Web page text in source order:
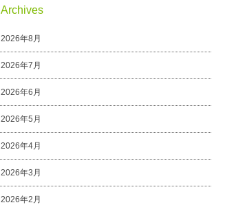
Archives
2026年8月
2026年7月
2026年6月
2026年5月
2026年4月
2026年3月
2026年2月